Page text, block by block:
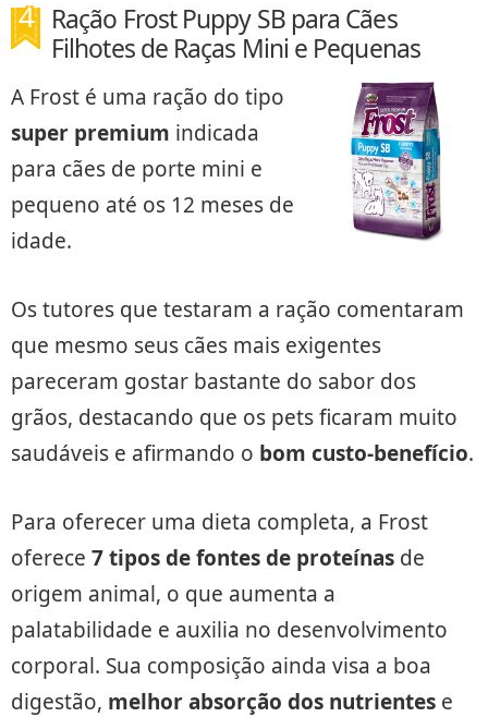
Ração Frost Puppy SB para Cães
Filhotes de Raças Mini e Pequenas
A Frost é uma ração do tipo
super premium indicada
para cães de porte mini e
pequeno até os 12 meses de
idade.
Os tutores que testaram a ração comentaram
que mesmo seus cães mais exigentes
pareceram gostar bastante do sabor dos
grãos, destacando que os pets ficaram muito
saudáveis e afirmando o bom custo-benefício.
Para oferecer uma dieta completa, a Frost
oferece 7 tipos de fontes de proteínas de
origem animal, o que aumenta a
palatabilidade e auxilia no desenvolvimento
corporal. Sua composição ainda visa a boa
digestão, melhor absorção dos nutrientes e